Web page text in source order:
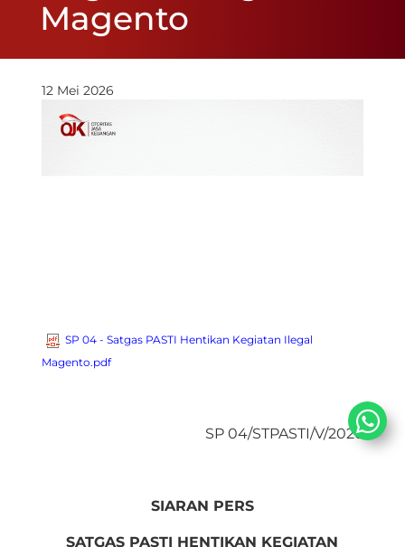
Karir
Magento
12 Mei 2026
SP 04 - Satgas PASTI Hentikan Kegiatan Ilegal
Magento.pdf
SP 04/STPASTI/V/2026
SIARAN PERS
SATGAS PASTI HENTIKAN KEGIATAN